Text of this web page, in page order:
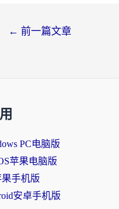
← 前一篇文章
PC电脑版
苹果电脑版
手机版
安卓手机版